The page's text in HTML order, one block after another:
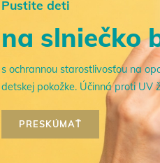
Pustite deti
na slniečko
s ochrannou starostlivosťou na
detskej pokožke. Účinná proti UV
PRESKÚMAŤ